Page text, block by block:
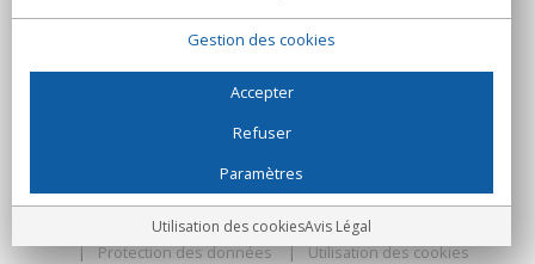
C/Flassaders, 13, Nave 6, 08130 Santa Perpètua de Mogoda
(Barcelone) - Espagne
Folie Numérique - Tous droits réservés
Protection des données
Utilisation des cookies
Gestion des cookies
Accepter
Refuser
Paramètres
Utilisation des cookiesAvis Légal